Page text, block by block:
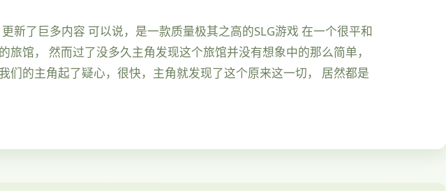
新了巨多内容 可以说，是一款质量极其之高的SLG游戏 在一个很平和
馆， 然而过了没多久主角发现这个旅馆并没有想象中的那么简单，
的主角起了疑心，很快，主角就发现了这个原来这一切， 居然都是